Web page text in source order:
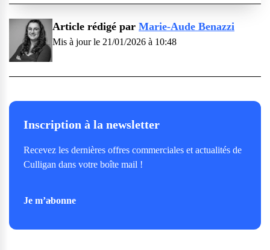
Article rédigé par Marie-Aude Benazzi
Mis à jour le 21/01/2026 à 10:48
Inscription à la newsletter
Recevez les dernières offres commerciales et actualités de
Culligan dans votre boîte mail !
Je m’abonne